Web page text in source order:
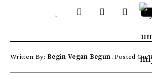
Written By: Begin Vegan Begun Posted On: